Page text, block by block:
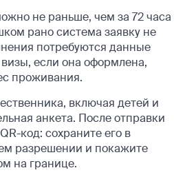
не раньше, чем за 72 часа
рано система заявку не
потребуются данные
если она оформлена,
проживания.
включая детей и
анкета. После отправки
код: сохраните его в
разрешении и покажите
на границе.